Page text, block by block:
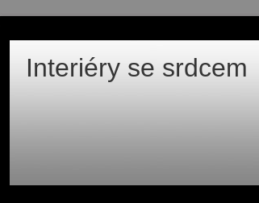
Interiéry se srdcem